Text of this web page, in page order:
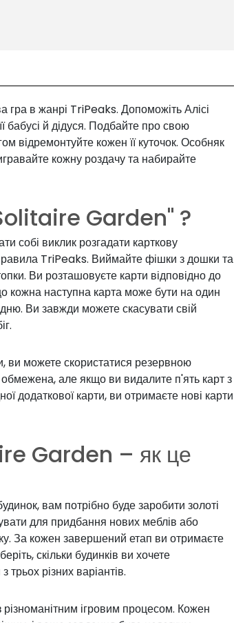
в жанрі TriPeaks. Допоможіть Алісі
бабусі й дідуся. Подбайте про свою
відремонтуйте кожен її куточок. Особняк
кожну роздачу та набирайте
Garden" ?
собі виклик розгадати карткову
TriPeaks. Виймайте фішки з дошки та
Ви розташовуєте карти відповідно до
кожна наступна карта може бути на один
Ви завжди можете скасувати свій
ви можете скористатися резервною
обмежена, але якщо ви видалите п'ять карт з
додаткової карти, ви отримаєте нові карти
Garden – як це
вам потрібно буде заробити золоті
для придбання нових меблів або
За кожен завершений етап ви отримаєте
скільки будинків ви хочете
трьох різних варіантів.
ігровим процесом. Кожен